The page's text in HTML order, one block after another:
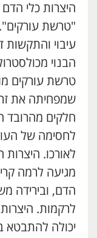
היצרות כלי
"טרשת
עיבוי והתקשות
הבנוי
טרשת עורקים
שמפחיתה את
חלקים מהרובד
לחסימה של
לאורכו.
מגיעה לרמה
הדם, ובירידה
לרקמות.
יכולה להתבטא